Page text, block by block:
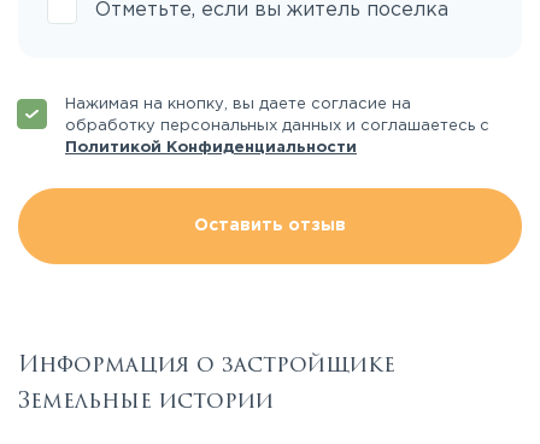
Отметьте, если вы житель поселка
Нажимая на кнопку, вы даете согласие на
обработку персональных данных и соглашаетесь с
Политикой Конфиденциальности
Оставить отзыв
Информация о застройщике
Земельные истории